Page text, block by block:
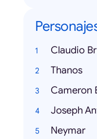
Claudio
Thanos
Cameron
Joseph
Neymar